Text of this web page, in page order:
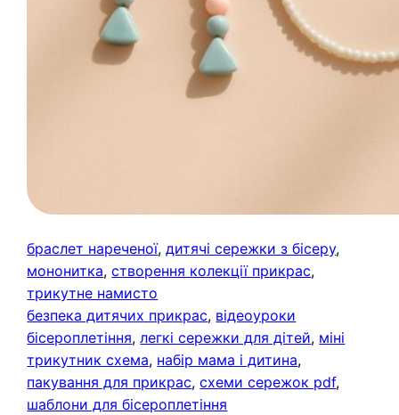
браслет нареченої, дитячі сережки з бісеру
мононитка, створення колекції прикрас
трикутне намисто
безпека дитячих прикрас, відеоуроки
бісероплетіння, легкі сережки для дітей, міні
трикутник схема, набір мама і дитина
пакування для прикрас, схеми сережок pdf
шаблони для бісероплетіння